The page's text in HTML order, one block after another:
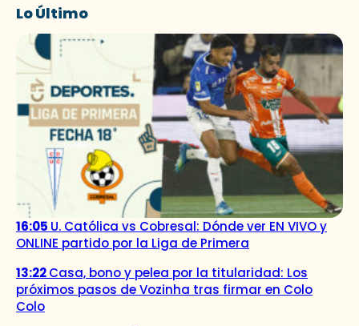
Lo Último
16:05 U. Católica vs Cobresal: Dónde ver EN VIVO y
ONLINE partido por la Liga de Primera
13:22Casa, bono y pelea por la titularidad: Los
próximos pasos de Vozinha tras firmar en Colo
Colo